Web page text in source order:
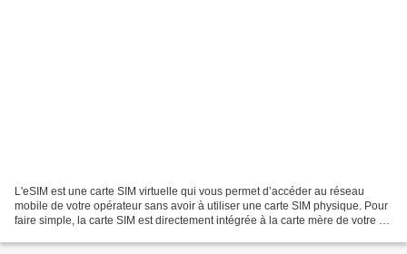
L'eSIM est une carte SIM virtuelle qui vous permet d’accéder au réseau
mobile de votre opérateur sans avoir à utiliser une carte SIM physique. Pour
faire simple, la carte SIM est directement intégrée à la carte mère de votre ou